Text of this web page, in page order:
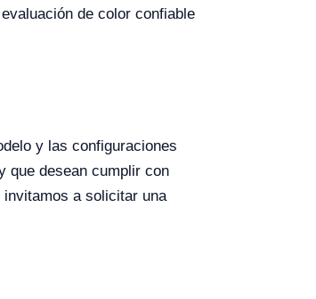
de color confiable
y las configuraciones
que desean cumplir con
a solicitar una